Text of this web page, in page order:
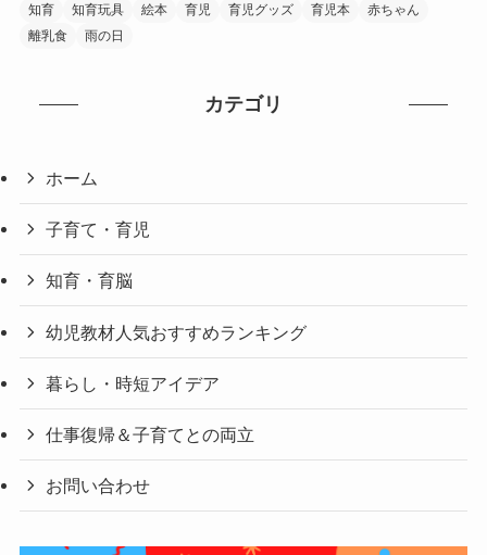
知育
知育玩具 絵本 育児 育児グッズ 育児本
赤ちゃん
離乳食
雨の日
カテゴリ
ホーム
子育て・育児
知育・育脳
幼児教材人気おすすめランキング
暮らし・時短アイデア
仕事復帰＆子育てとの両立
お問い合わせ